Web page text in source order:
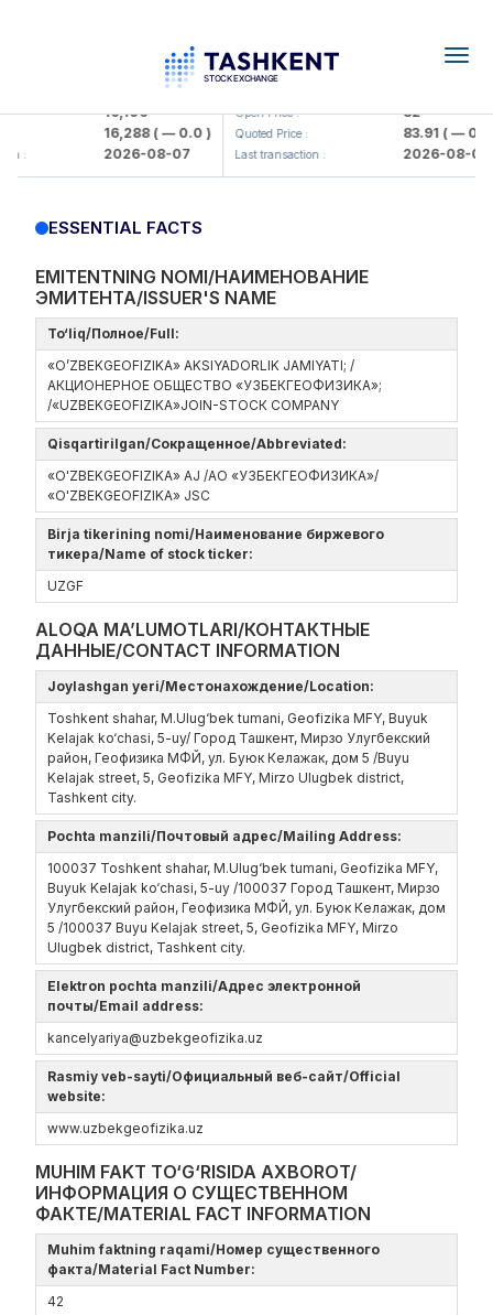
16,100
16,288( — 0.0 )
2026-08-07
KFSK (<Kafolat sug'urta
Open Price : 82
Quoted Price : 83.91( — 0.0 )
Last transaction : 2026-08-07
ESSENTIAL FACTS
EMITENTNING NOMI/НАИМЕНОВАНИЕ
ЭМИТЕНТА/ISSUER'S NAME
To‘liq/Полное/Full:
«O’ZBEKGEOFIZIKA» AKSIYADORLIK JAMIYATI; /
АКЦИОНЕРНОЕ ОБЩЕСТВО «УЗБЕКГЕОФИЗИКА»;
/«UZBEKGEOFIZIKA»JOIN-STOCК COMPANY
Qisqartirilgan/Сокращенное/Abbreviated:
«O'ZBEKGEOFIZIKA» AJ /АО «УЗБЕКГЕОФИЗИКА»/
«O'ZBEKGEOFIZIKA» JSC
Birja tikerining nomi/Наименование биржевого
тикера/Name of stock ticker:
UZGF
ALOQA MA’LUMOTLARI/КОНТАКТНЫЕ
ДАННЫЕ/CONTACT INFORMATION
Joylashgan yeri/Местонахождение/Location:
Toshkent shahar, M.Ulug‘bek tumani, Geofizika MFY, Buyuk
Kelajak ko‘chasi, 5-uy/ Город Ташкент, Мирзо Улугбекский
район, Геофизика МФЙ, ул. Буюк Келажак, дом 5 /Buyu
Kelajak street, 5, Geofizika MFY, Mirzo Ulugbek district,
Tashkent city.
Pochta manzili/Почтовый адрес/Mailing Address:
100037 Toshkent shahar, M.Ulug‘bek tumani, Geofizika MFY,
Buyuk Kelajak ko‘chasi, 5-uy /100037 Город Ташкент, Мирзо
Улугбекский район, Геофизика МФЙ, ул. Буюк Келажак, дом
5 /100037 Buyu Kelajak street, 5, Geofizika MFY, Mirzo
Ulugbek district, Tashkent city.
Elektron pochta manzili/Адрес электронной
почты/Email address:
kancelyariya@uzbekgeofizika.uz
Rasmiy veb-sayti/Официальный веб-сайт/Official
website:
www.uzbekgeofizika.uz
MUHIM FAKT TO‘G‘RISIDA AXBOROT/
ИНФОРМАЦИЯ О СУЩЕСТВЕННОМ
ФАКТЕ/MATERIAL FACT INFORMATION
Muhim faktning raqami/Номер существенного
факта/Material Fact Number:
42